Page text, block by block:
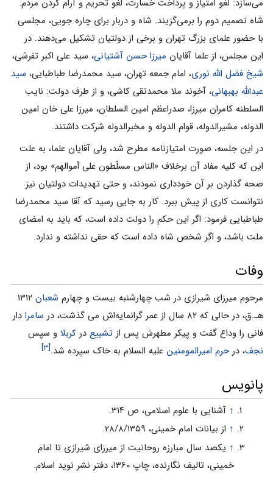
شاه تصمیم دوم را برمی‌گزیند. شاه و دربار برای چاره جویی، مجلسی
با حضور علمای بزرگ تهران و برخی از دولتیان تشکیل می‌دهند. در
این مجلس، از علما آقایان میرزا حسن آشتیانی، سید علی اکبر تفرشی،
شیخ فضل الله نوری، امام جمعه تهران، سید محمدرضا طباطبایی، سید
عبدالله بهبهانی، آخوند ملا محمدتقی کاشی، و از طرف دولت: نایب
السلطنه کامران میرزا، صدراعظم امین السلطان، میرزا علی خان امین
الدوله، مشیرالدوله، قوام الدوله و مخبرالدوله شرکت داشتند.
در این جلسه، صورت امتیازنامه مطرح شد، ولی آقایان علما، به علت
این که کلیه مفاد آن برخلاف «الناس مسلّطون علی أموالهم» بود، از
صحه گذاردن بر آن خودداری نمودند، و حتی تهدیدات دولتیان نیز
نتوانست کاری از پیش ببرد. کار به جایی رسید که آقا سید محمدرضا
طباطبایی فرمود: اگر این حکم را دولت داده است، که باید به امضای
ملت باشد، و اگر شخص شاه داده است که حقی نداشته و ندارد.
وفات
مرحوم میرزای شیرازی در شب چهارشنبه بیست و چهارم شعبان ۱۳۱۲
هـ.ق، در حالی که ۸۲ سال از عمر گرانمایه‌اش می گذشت، در
سامرا دار
فانی را وداع گفت و پیکر مطهرش پس از تشییع در کربلا و سپس
نجف، درحرم امیرالمومنین علیه السلام به خاک سپرده شد.[۳]
پانویس
↑ آشنایی با علوم اسلامی، ص ۳۱۴.
↑ از بیانات امام خمینی، ۲۸/۸/۱۳۵۹.
↑ یکصد سال مبارزه روحانیت از میرزای شیرازی تا امام
خمینی، تالیف نگارنده، چاپ ۱۳۶۰، دفتر نشر نوید اسلام.